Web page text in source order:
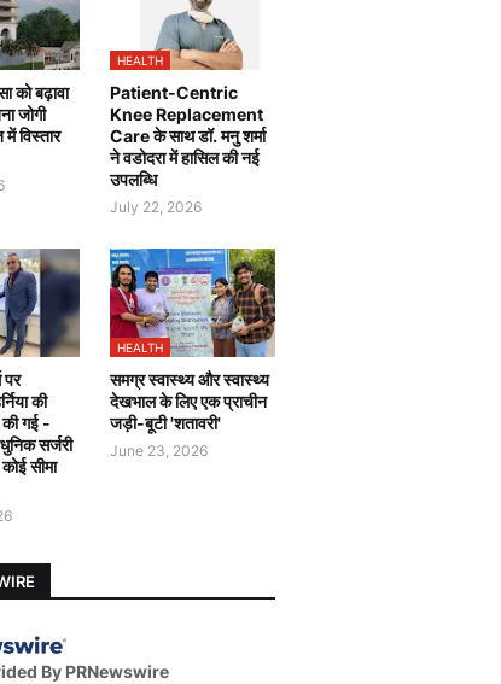
को बढ़ावा
जोगी
विस्तार
HEALTH
Patient-Centric
Knee Replacement
Care के साथ डॉ. मनु शर्मा
ने वडोदरा में हासिल की नई
उपलब्धि
July 22, 2026
पर
की
की गई -
सर्जरी
सीमा
HEALTH
समग्र स्वास्थ्य और स्वास्थ्य
देखभाल के लिए एक प्राचीन
जड़ी-बूटी 'शतावरी'
June 23, 2026
By PRNewswire